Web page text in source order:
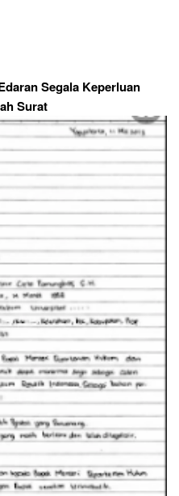
Segala Keperluan
Surat